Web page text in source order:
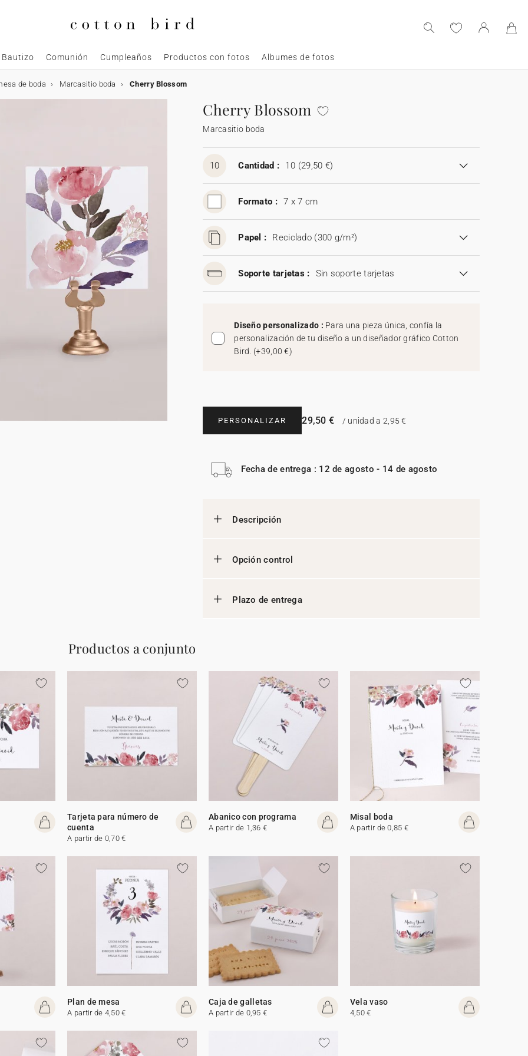
Bautizo Comunión Cumpleaños Productos con fotos Albumes de fotos
de boda Marcasitio boda Cherry Blossom
Cherry Blossom
Marcasitio boda
10 Cantidad : 10 (29,50 €)
Formato : 7 x 7 cm
Papel : Reciclado (300 g/m²)
Soporte tarjetas : Sin soporte tarjetas
Diseño personalizado : Para una pieza única, confía la
personalización de tu diseño a un diseñador gráfico Cotton
Bird. (+39,00 €)
PERSONALIZAR 29,50 € / unidad a 2,95 €
Fecha de entrega : 12 de agosto - 14 de agosto
Descripción
Opción control
Plazo de entrega
Productos a conjunto
Tarjeta para número de
cuenta
A partir de 0,70 €
Abanico con programa
A partir de 1,36 €
Misal boda
A partir de 0,85 €
Plan de mesa
A partir de 4,50 €
Caja de galletas
A partir de 0,95 €
Vela vaso
4,50 €